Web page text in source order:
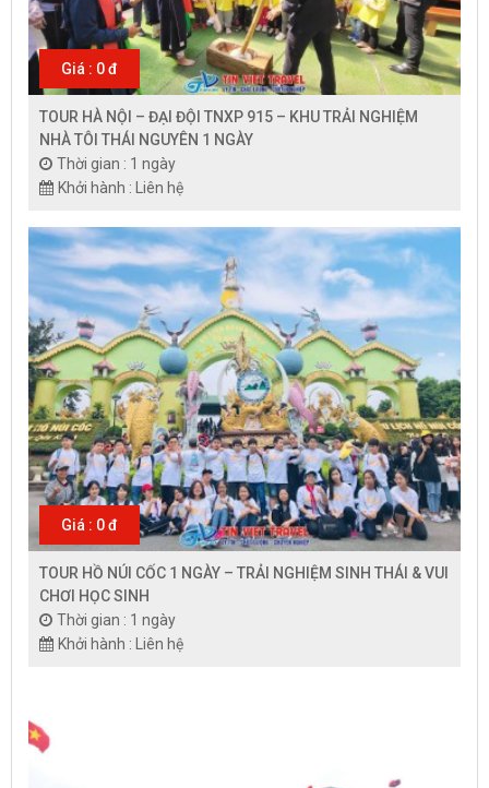
Giá : 0 đ
TOUR HÀ NỘI – ĐẠI ĐỘI TNXP 915 – KHU TRẢI NGHIỆM
NHÀ TÔI THÁI NGUYÊN 1 NGÀY
Thời gian : 1 ngày
Khởi hành : Liên hệ
Giá : 0 đ
TOUR HỒ NÚI CỐC 1 NGÀY – TRẢI NGHIỆM SINH THÁI & VUI
CHƠI HỌC SINH
Thời gian : 1 ngày
Khởi hành : Liên hệ